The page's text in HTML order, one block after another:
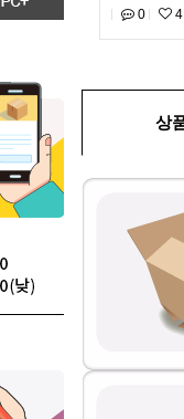
0 4
상